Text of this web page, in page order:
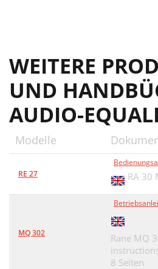
WEITERE
UND
AUDIO-
Modelle
RE 27 RA 30
MQ 302
Rane MQ
8 Seiten